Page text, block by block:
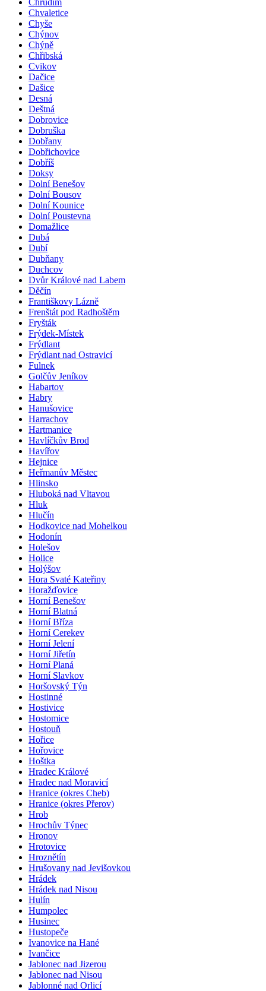
Chvaletice
Chyše
Chýnov
Chýně
Chřibská
Cvikov
Dačice
Dašice
Desná
Deštná
Dobrovice
Dobruška
Dobřany
Dobřichovice
Dobříš
Doksy
Dolní Benešov
Dolní Bousov
Dolní Kounice
Dolní Poustevna
Domažlice
Dubá
Dubí
Dubňany
Duchcov
Dvůr Králové nad Labem
Děčín
Františkovy Lázně
Frenštát pod Radhoštěm
Fryšták
Frýdek-Místek
Frýdlant
Frýdlant nad Ostravicí
Fulnek
Golčův Jeníkov
Habartov
Habry
Hanušovice
Harrachov
Hartmanice
Havlíčkův Brod
Havířov
Hejnice
Heřmanův Městec
Hlinsko
Hluboká nad Vltavou
Hluk
Hlučín
Hodkovice nad Mohelkou
Hodonín
Holešov
Holice
Holýšov
Hora Svaté Kateřiny
Horažďovice
Horní Benešov
Horní Blatná
Horní Bříza
Horní Cerekev
Horní Jelení
Horní Jiřetín
Horní Planá
Horní Slavkov
Horšovský Týn
Hostinné
Hostivice
Hostomice
Hostouň
Hořice
Hořovice
Hoštka
Hradec Králové
Hradec nad Moravicí
Hranice (okres Cheb)
Hranice (okres Přerov)
Hrob
Hrochův Týnec
Hronov
Hrotovice
Hroznětín
Hrušovany nad Jevišovkou
Hrádek
Hrádek nad Nisou
Hulín
Humpolec
Husinec
Hustopeče
Ivanovice na Hané
Ivančice
Jablonec nad Jizerou
Jablonec nad Nisou
Jablonné nad Orlicí